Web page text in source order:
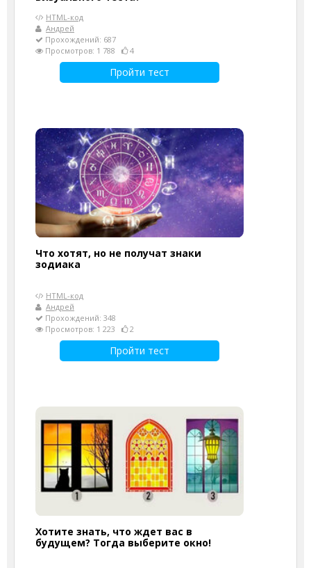
HTML-код
Андрей
Прохождений: 687
Просмотров: 1 788
4
Пройти тест
Что хотят, но не получат знаки
зодиака
HTML-код
Андрей
Прохождений: 348
Просмотров: 1 223
2
Пройти тест
Хотите знать, что ждет вас в
будущем? Тогда выберите окно!